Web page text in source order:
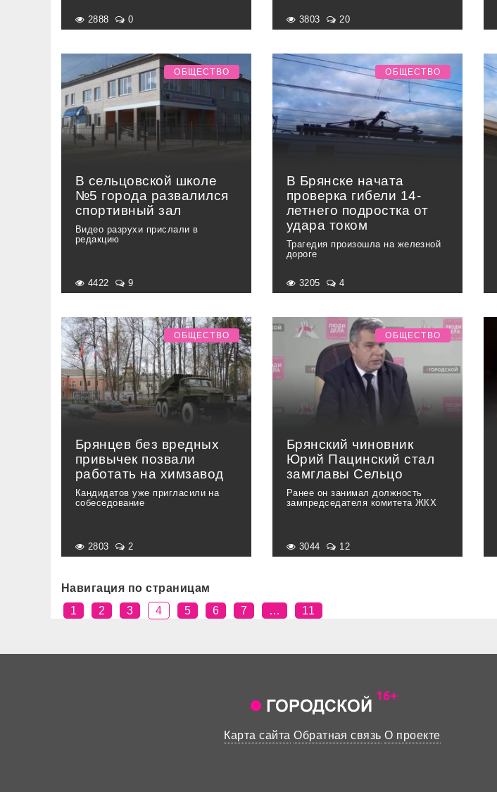
2888 0 3803 20
В сельцовской школе
№5 города развалился
спортивный зал
Видео разрухи прислали в
редакцию
ОБЩЕСТВО
4422 9
В Брянске начата
проверка гибели 14-
летнего подростка от
удара током
Трагедия произошла на железной
дороге
ОБЩЕСТВО
3205 4
Брянцев без вредных
привычек позвали
работать на химзавод
Кандидатов уже пригласили на
собеседование
ОБЩЕСТВО
2803 2
Брянский чиновник
Юрий Пацинский стал
замглавы Сельцо
Ранее он занимал должность
зампредседателя комитета ЖКХ
ОБЩЕСТВО
3044 12
Навигация по страницам
1
2 3 4 5 6 7 … 11
Карта сайта Обратная связь О проекте